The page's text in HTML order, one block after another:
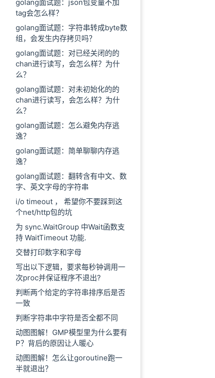
golang面试题：json包变量不加
tag会怎么样？
golang面试题：字符串转成byte数
组，会发生内存拷贝吗？
golang面试题：对已经关闭的的
chan进行读写，会怎么样？为什
么？
golang面试题：对未初始化的的
chan进行读写，会怎么样？为什
么？
golang面试题：怎么避免内存逃
逸？
golang面试题：简单聊聊内存逃
逸？
golang面试题：翻转含有中文、数
字、英文字母的字符串
i/o timeout ， 希望你不要踩到这
个net/http包的坑
为 sync.WaitGroup 中Wait函数支
持 WaitTimeout 功能.
交替打印数字和字母
写出以下逻辑，要求每秒钟调用一
次proc并保证程序不退出?
判断两个给定的字符串排序后是否
一致
判断字符串中字符是否全都不同
动图图解！GMP模型里为什么要有
P？背后的原因让人暖心
动图图解！怎么让goroutine跑一
半就退出？